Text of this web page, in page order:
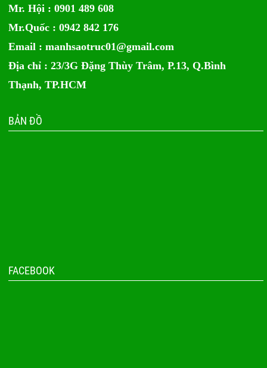
Mr. Hội : 0901 489 608
Mr.Quốc : 0942 842 176
Email :manhsaotruc01@gmail.com
Địa chỉ : 23/3G Đặng Thùy Trâm, P.13, Q.Bình
Thạnh, TP.HCM
BẢN ĐỒ
FACEBOOK